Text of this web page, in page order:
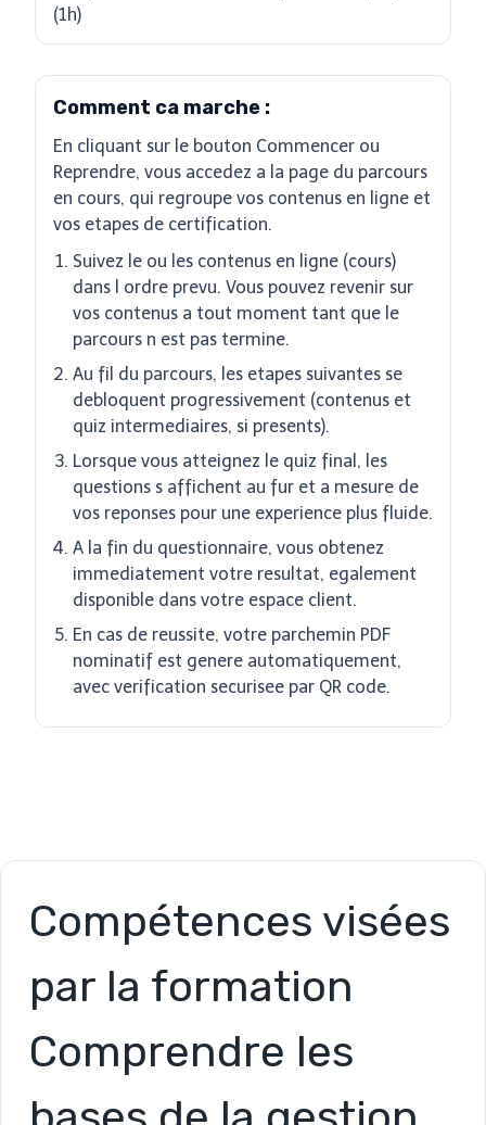
(1h)
Comment ca marche :
En cliquant sur le bouton Commencer ou
Reprendre, vous accedez a la page du parcours
en cours, qui regroupe vos contenus en ligne et
vos etapes de certification.
Suivez le ou les contenus en ligne (cours)
dans l ordre prevu. Vous pouvez revenir sur
vos contenus a tout moment tant que le
parcours n est pas termine.
Au fil du parcours, les etapes suivantes se
debloquent progressivement (contenus et
quiz intermediaires, si presents).
Lorsque vous atteignez le quiz final, les
questions s affichent au fur et a mesure de
vos reponses pour une experience plus fluide.
A la fin du questionnaire, vous obtenez
immediatement votre resultat, egalement
disponible dans votre espace client.
En cas de reussite, votre parchemin PDF
nominatif est genere automatiquement,
avec verification securisee par QR code.
Compétences visées
par la formation
Comprendre les